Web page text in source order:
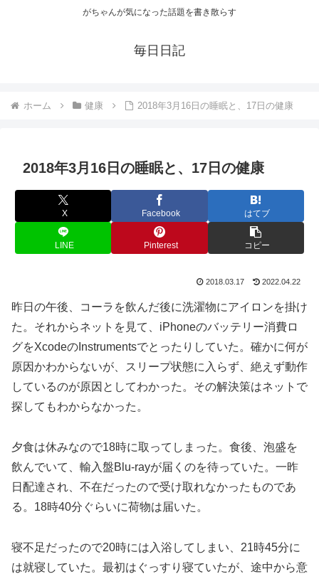
がちゃんが気になった話題を書き散らす
毎日日記
ホーム 健康 2018年3月16日の睡眠と、17日の健康
2018年3月16日の睡眠と、17日の健康
X Facebook はてブ
LINE Pinterest コピー
2018.03.17 2022.04.22
昨日の午後、コーラを飲んだ後に洗濯物にアイロンを掛け
た。それからネットを見て、iPhoneのバッテリー消費ロ
グをXcodeのInstrumentsでとったりしていた。確かに何が
原因かわからないが、スリープ状態に入らず、絶えず動作
しているのが原因としてわかった。その解決策はネットで
探してもわからなかった。
夕食は休みなので18時に取ってしまった。食後、泡盛を
飲んでいて、輸入盤Blu-rayが届くのを待っていた。一昨
日配達され、不在だったので受け取れなかったものであ
る。18時40分ぐらいに荷物は届いた。
寝不足だったので20時には入浴してしまい、21時45分に
は就寝していた。最初はぐっすり寝ていたが、途中から意